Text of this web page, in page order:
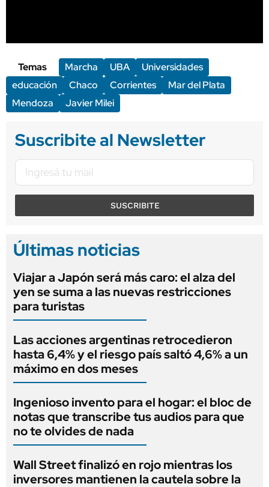
Temas Marcha UBA
Universidades
educación
Chaco Corrientes
Mar del Plata
Mendoza
Javier Milei
Suscribite al Newsletter
SUSCRIBITE
Últimas noticias
Viajar a Japón será más caro: el alza del
yen se suma a las nuevas restricciones
para turistas
Las acciones argentinas retrocedieron
hasta 6,4% y el riesgo país saltó 4,6% a un
máximo en dos meses
Ingenioso invento para el hogar: el bloc de
notas que transcribe tus audios para que
no te olvides de nada
Wall Street finalizó en rojo mientras los
inversores mantienen la cautela sobre la